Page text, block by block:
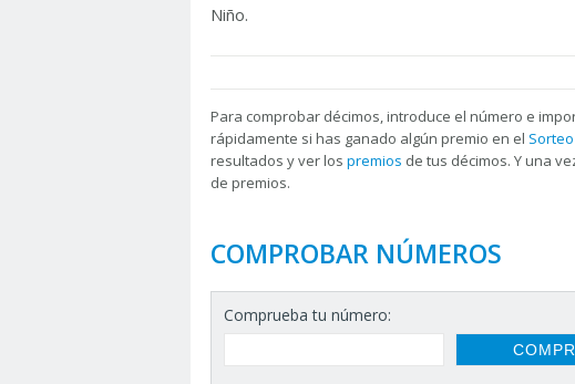
Niño.
Para comprobar décimos, introduce el número e
rápidamente si has ganado algún premio en el
resultados y ver los premios de tus décimos. Y una
de premios.
COMPROBAR NÚMEROS
Comprueba tu número: